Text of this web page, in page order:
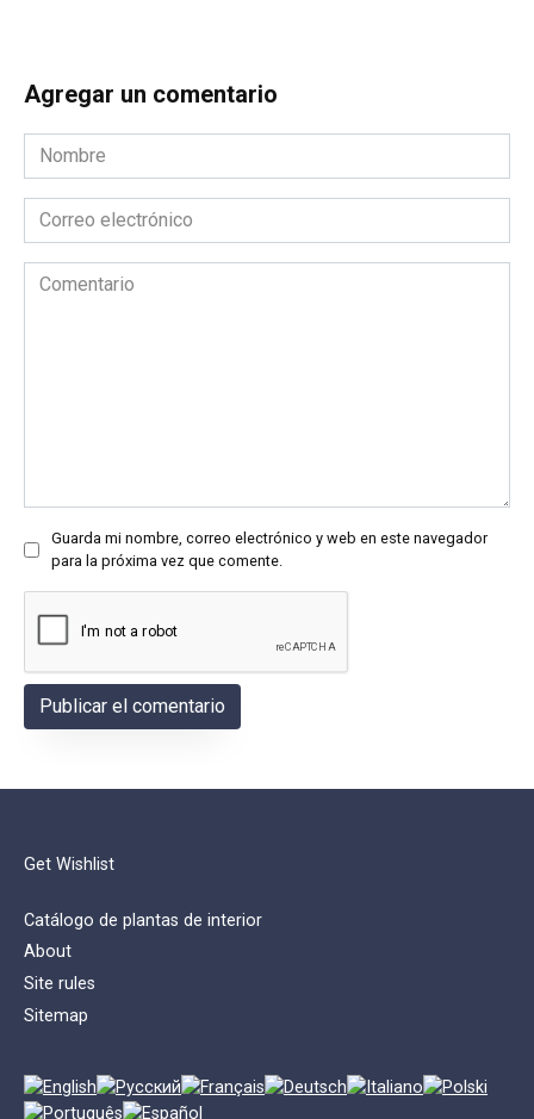
Agregar un comentario
Nombre
*
Correo
electrónico
*Comentario
Guarda mi nombre, correo electrónico y web en este navegador
para la próxima vez que comente.
Get Wishlist
Catálogo de plantas de interior
About
Site rules
Sitemap